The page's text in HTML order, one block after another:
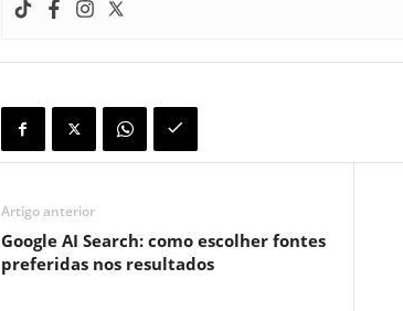
Artigo anterior
Google AI Search: como escolher fontes
preferidas nos resultados